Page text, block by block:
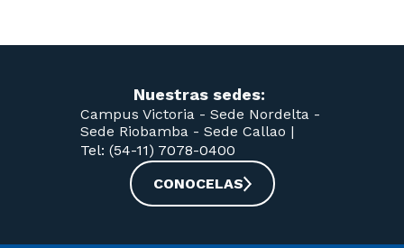
Nuestras sedes:
Campus Victoria - Sede Nordelta -
Sede Riobamba - Sede Callao |
Tel: (54-11) 7078-0400
CONOCELAS